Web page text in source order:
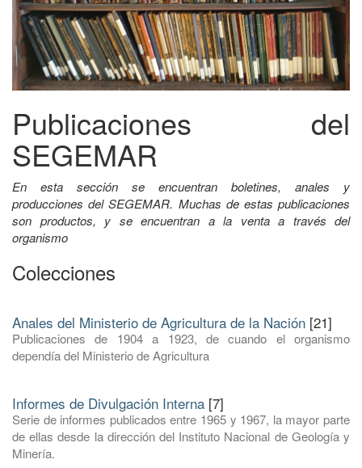
Publicaciones del
SEGEMAR
En esta sección se encuentran boletines, anales y
producciones del SEGEMAR. Muchas de estas publicaciones
son productos, y se encuentran a la venta a través del
organismo
Colecciones
Anales del Ministerio de Agricultura de la Nación [21]
Publicaciones de 1904 a 1923, de cuando el organismo
dependía del Ministerio de Agricultura
Informes de Divulgación Interna [7]
Serie de informes publicados entre 1965 y 1967, la mayor parte
de ellas desde la dirección del Instituto Nacional de Geología y
Minería.